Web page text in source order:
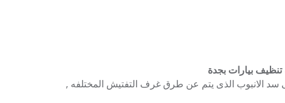
بيارات بجدة
الانبوب الذى يتم عن طرق غرف التفتيش المختلفه ,